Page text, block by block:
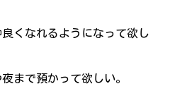
くなれるようになって欲し
まで預かって欲しい。